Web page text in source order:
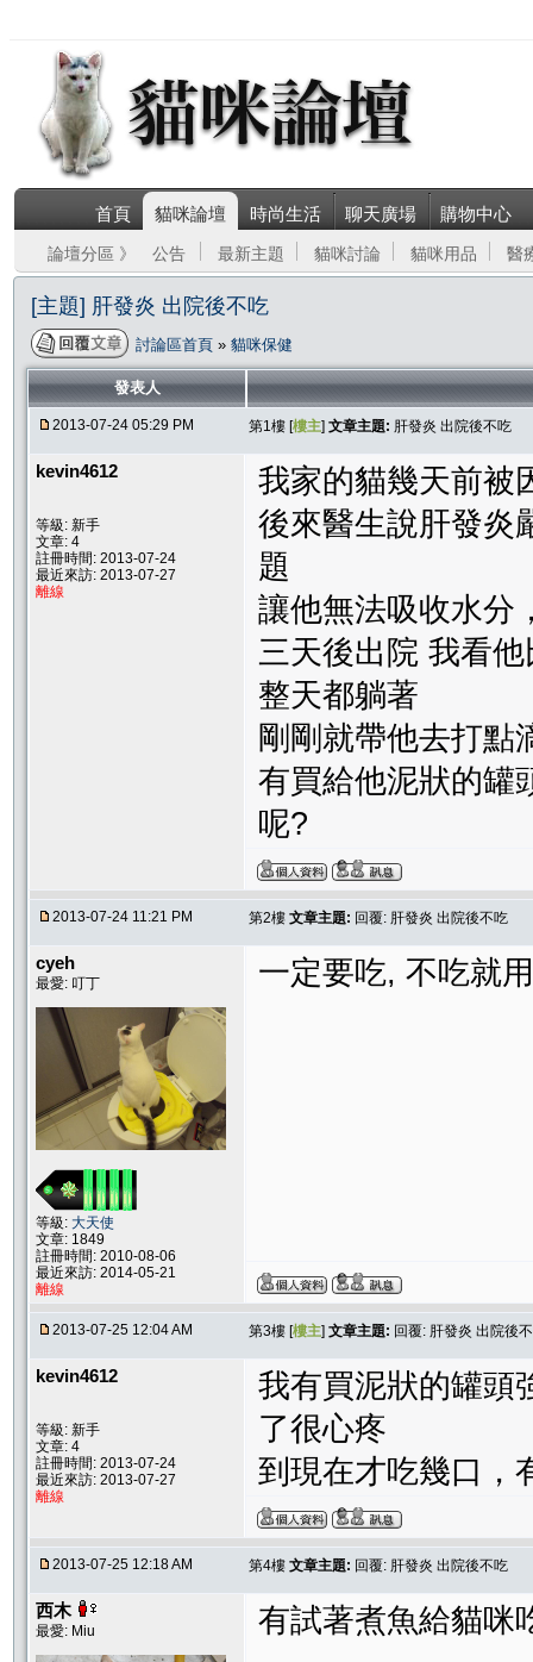
首頁 貓咪論壇 時尚生活 聊天廣場 購物中心
論壇分區 》 公告 最新主題 貓咪討論 貓咪用品 醫
[主題] 肝發炎 出院後不吃
討論區首頁 » 貓咪保健
發表人
2013-07-24 05:29 PM 第1樓 [樓主] 文章主題: 肝發炎 出院後不吃
kevin4612
等級: 新手
文章: 4
註冊時間: 2013-07-24
最近來訪: 2013-07-27
離線
我家的貓幾天前被
後來醫生說肝發炎
題
讓他無法吸收水分
三天後出院 我看
整天都躺著
剛剛就帶他去打點
有買給他泥狀的罐
呢?
2013-07-24 11:21 PM 第2樓 文章主題: 回覆: 肝發炎 出院後不吃
cyeh
最愛: 叮丁
等級: 大天使
文章: 1849
註冊時間: 2010-08-06
最近來訪: 2014-05-21
離線
一定要吃, 不吃就
2013-07-25 12:04 AM 第3樓 [樓主] 文章主題: 回覆: 肝發炎 出院後
kevin4612
等級: 新手
文章: 4
註冊時間: 2013-07-24
最近來訪: 2013-07-27
離線
我有買泥狀的罐頭
了很心疼
到現在才吃幾口，
2013-07-25 12:18 AM 第4樓 文章主題: 回覆: 肝發炎 出院後不吃
西木
最愛: Miu 有試著煮魚給貓咪